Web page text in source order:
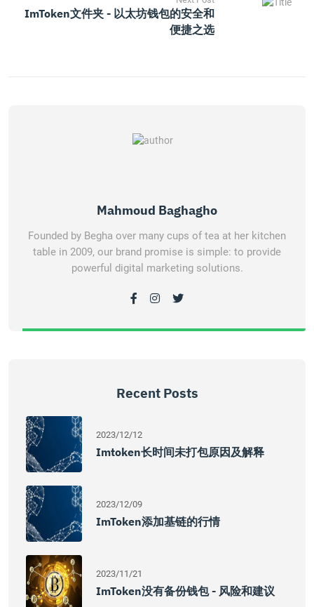
ImToken文件夹 - 以太坊钱包的安全和
便捷之选
Mahmoud Baghagho
Founded by Begha over many cups of tea at her kitchen
table in 2009, our brand promise is simple: to provide
powerful digital marketing solutions.
Recent Posts
2023/12/12
Imtoken长时间未打包原因及解释
2023/12/09
ImToken添加基链的行情
2023/11/21
ImToken没有备份钱包 - 风险和建议